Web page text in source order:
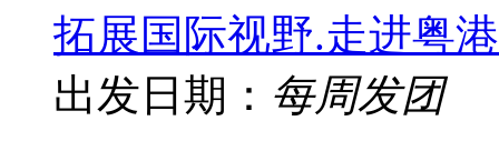
拓展国际视野.走进粤
出发日期： 每周发团